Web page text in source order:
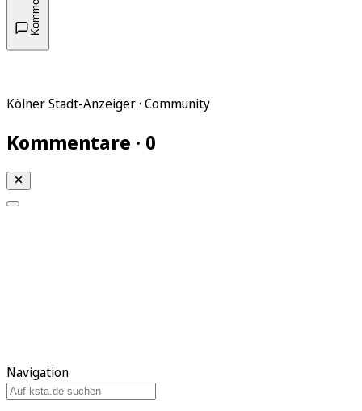
Kölner Stadt-Anzeiger · Community
Kommentare · 0
Navigation